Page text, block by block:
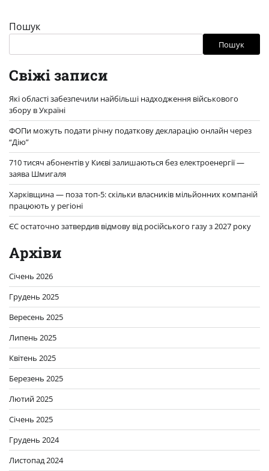
Пошук
Пошук
Свіжі записи
Які області забезпечили найбільші надходження військового
збору в Україні
ФОПи можуть подати річну податкову декларацію онлайн через
“Дію”
710 тисяч абонентів у Києві залишаються без електроенергії —
заява Шмигаля
Харківщина — поза топ-5: скільки власників мільйонних компаній
працюють у регіоні
ЄС остаточно затвердив відмову від російського газу з 2027 року
Архіви
Січень 2026
Грудень 2025
Вересень 2025
Липень 2025
Квітень 2025
Березень 2025
Лютий 2025
Січень 2025
Грудень 2024
Листопад 2024